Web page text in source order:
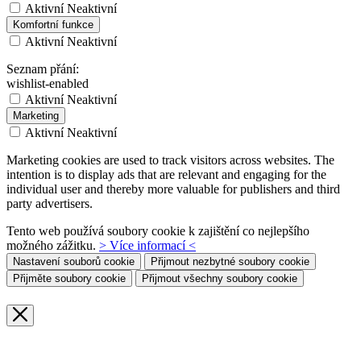
Aktivní Neaktivní
Komfortní funkce
Aktivní Neaktivní
Seznam přání:
wishlist-enabled
Aktivní Neaktivní
Marketing
Aktivní Neaktivní
Marketing cookies are used to track visitors across websites. The
intention is to display ads that are relevant and engaging for the
individual user and thereby more valuable for publishers and third
party advertisers.
Tento web používá soubory cookie k zajištění co nejlepšího
možného zážitku. > Více informací <
Nastavení souborů cookie
Přijmout nezbytné soubory cookie
Přijměte soubory cookie
Přijmout všechny soubory cookie